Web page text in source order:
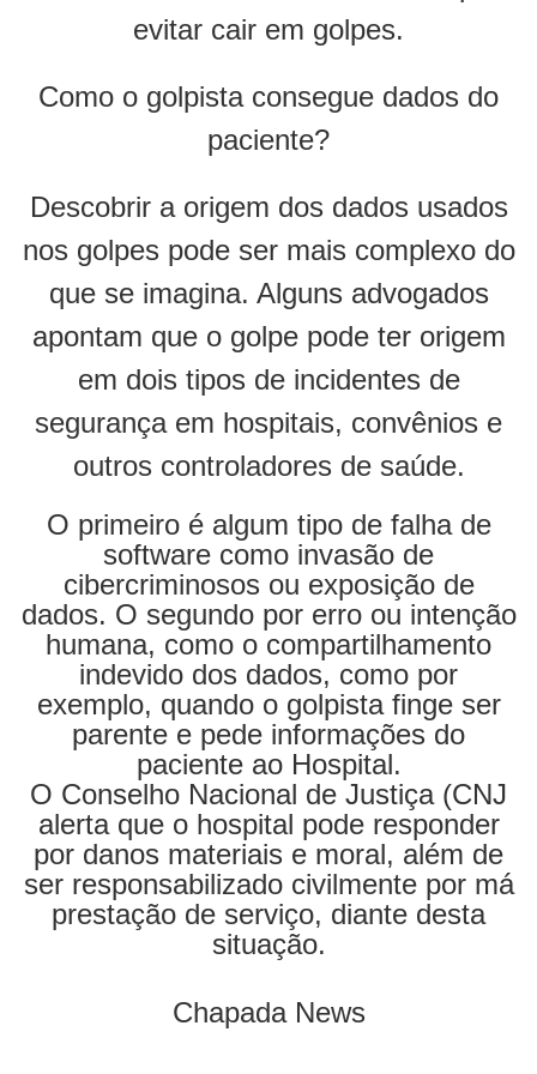
evitar cair em golpes.
Como o golpista consegue dados do
paciente?
Descobrir a origem dos dados usados
nos golpes pode ser mais complexo do
que se imagina. Alguns advogados
apontam que o golpe pode ter origem
em dois tipos de incidentes de
segurança em hospitais, convênios e
outros controladores de saúde.
O primeiro é algum tipo de falha de
software como invasão de
cibercriminosos ou exposição de
dados. O segundo por erro ou intenção
humana, como o compartilhamento
indevido dos dados, como por
exemplo, quando o golpista finge ser
parente e pede informações do
paciente ao Hospital.
O Conselho Nacional de Justiça (CNJ
alerta que o hospital pode responder
por danos materiais e moral, além de
ser responsabilizado civilmente por má
prestação de serviço, diante desta
situação.
Chapada News